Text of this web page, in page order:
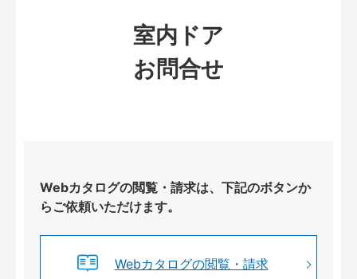
室内ドア
お問合せ
Webカタログの閲覧・請求は、下記のボタンか
らご依頼いただけます。
Webカタログの閲覧・請求